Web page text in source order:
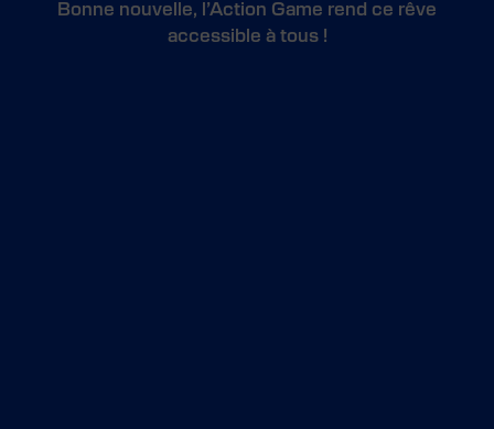
Bonne nouvelle, l’Action Game rend ce rêve
accessible à tous !